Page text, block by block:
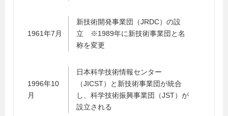
1961年7月
新技術開発事業団（JRDC）の設
立 ※1989年に新技術事業団と名
称を変更
1996年10
月
日本科学技術情報センター
（JICST）と新技術事業団が統合
し、科学技術振興事業団（JST）が
設立される